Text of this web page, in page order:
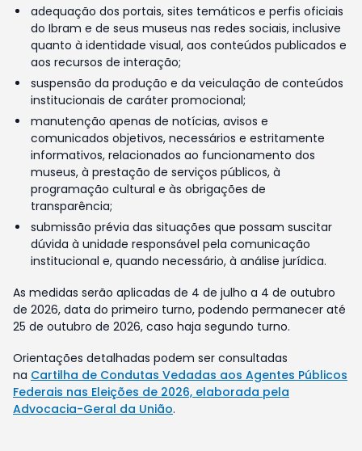
adequação dos portais, sites temáticos e perfis oficiais
do Ibram e de seus museus nas redes sociais, inclusive
quanto à identidade visual, aos conteúdos publicados e
aos recursos de interação;
suspensão da produção e da veiculação de conteúdos
institucionais de caráter promocional;
manutenção apenas de notícias, avisos e
comunicados objetivos, necessários e estritamente
informativos, relacionados ao funcionamento dos
museus, à prestação de serviços públicos, à
programação cultural e às obrigações de
transparência;
submissão prévia das situações que possam suscitar
dúvida à unidade responsável pela comunicação
institucional e, quando necessário, à análise jurídica.
As medidas serão aplicadas de 4 de julho a 4 de outubro
de 2026, data do primeiro turno, podendo permanecer até
25 de outubro de 2026, caso haja segundo turno.
Orientações detalhadas podem ser consultadas
na Cartilha de Condutas Vedadas aos Agentes Públicos
Federais nas Eleições de 2026, elaborada pela
Advocacia-Geral da União.